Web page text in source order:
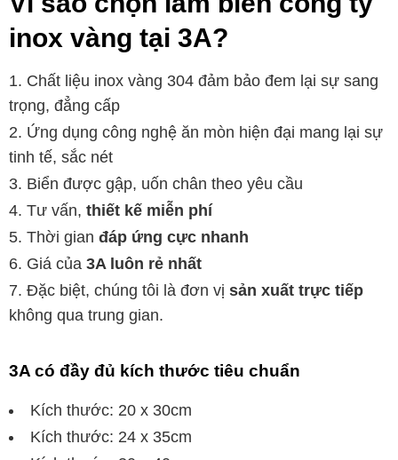
inox vàng tại 3A?
Chất liệu inox vàng 304 đảm bảo đem lại sự sang
trọng, đẳng cấp
Ứng dụng công nghệ ăn mòn hiện đại mang lại sự
tinh tế, sắc nét
Biển được gập, uốn chân theo yêu cầu
Tư vấn, thiết kế miễn phí
Thời gian đáp ứng cực nhanh
Giá của 3A luôn rẻ nhất
Đặc biệt, chúng tôi là đơn vị sản xuất trực tiếp
không qua trung gian.
3A có đầy đủ kích thước tiêu chuẩn
Kích thước: 20 x 30cm
Kích thước: 24 x 35cm